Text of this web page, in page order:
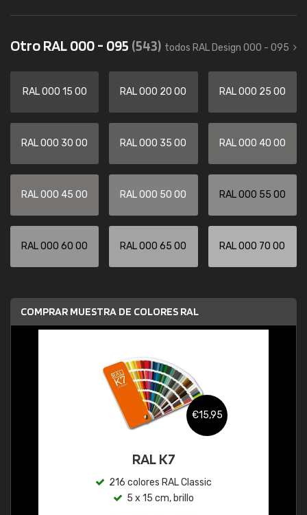
Otro RAL 000 - 095 (543) todos RAL Design 000 - 095
RAL 000 15 00 RAL 000 20 00 RAL 000 25 00
RAL 000 30 00 RAL 000 35 00 RAL 000 40 00
RAL 000 45 00 RAL 000 50 00 RAL 000 55 00
RAL 000 60 00 RAL 000 65 00 RAL 000 70 00
COMPRAR MUESTRA DE COLORES RAL
€15,95
RAL K7
216 colores RAL Classic
5 x 15 cm, brillo